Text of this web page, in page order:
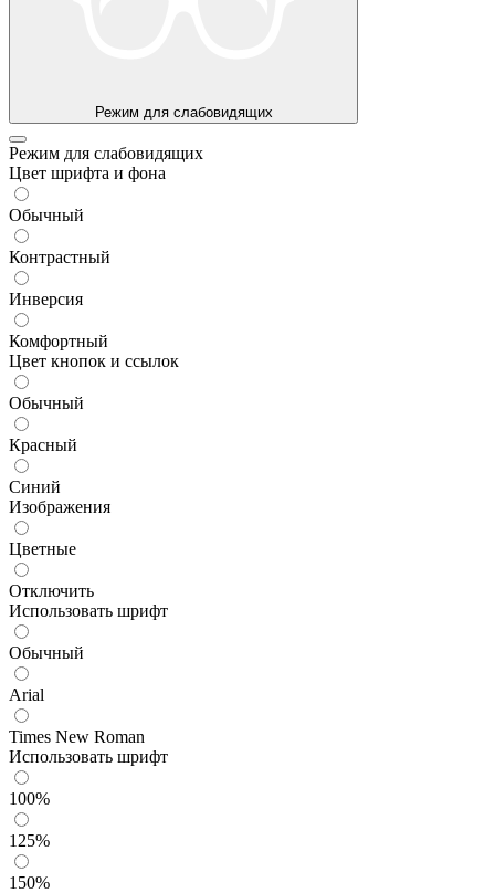
Режим для слабовидящих
Режим для слабовидящих
Цвет шрифта и фона
Обычный
Контрастный
Инверсия
Комфортный
Цвет кнопок и ссылок
Обычный
Красный
Синий
Изображения
Цветные
Отключить
Использовать шрифт
Обычный
Arial
Times New Roman
Использовать шрифт
100%
125%
150%